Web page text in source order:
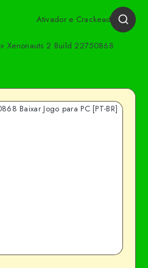
»Xenonauts 2 Build 22750868